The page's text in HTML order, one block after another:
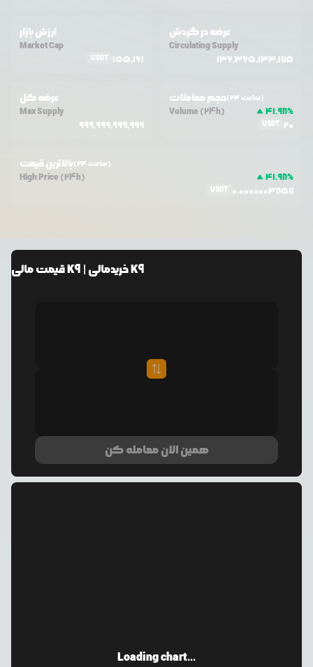
ارزش بازار
Market Cap
USDT 155,161
عرضه در گردش
Circulating Supply
136,365,133,175
عرضه کل
Max Supply
999,999,999,999
حجم معاملات (24 ساعت)
Volume (24h) 41.98%
USDT 20
بالاترین قیمت (24 ساعت)
High Price (24h) 41.98%
USDT 0.0000003857
قیمتمالی K9 | خریدمالی K9
همین الان معامله کن
Loading chart...